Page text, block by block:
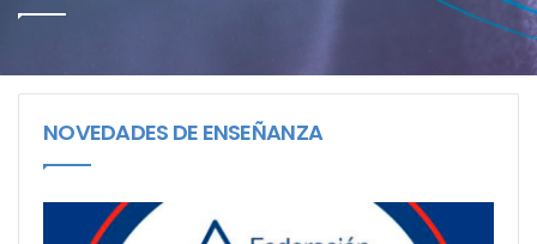
NOVEDADES DE ENSEÑANZA